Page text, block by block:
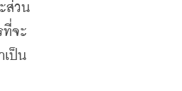
ส่วน
ที่จะ
เป็น